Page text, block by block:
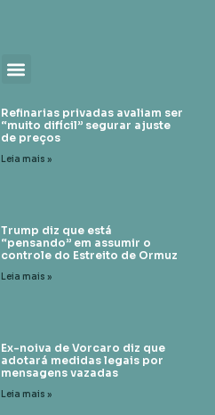
Refinarias privadas avaliam ser
“muito difícil” segurar ajuste
de preços
Leia mais »
Trump diz que está
“pensando” em assumir o
controle do Estreito de Ormuz
Leia mais »
Ex-noiva de Vorcaro diz que
adotará medidas legais por
mensagens vazadas
Leia mais »